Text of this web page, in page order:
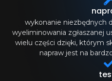
wykonanie niezbędnych
wyeliminowania zgłaszanej
wielu części dzięki, którym
napraw jest na